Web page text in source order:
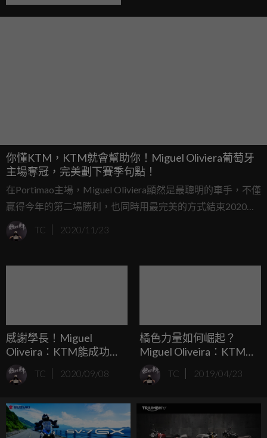
你懂KTM，KTM就會幫助你！Miguel Oliviera葡萄牙
主場奪冠，完美劃下賽季句點！
在Portimao主場，Miguel Oliviera顯然是最聰明的車手，不僅
贏得今年的第二場勝利，也同時用最完美的方式結束2020這
個賽季，告別Tech 3 KTM之後，明年即將加入廠隊的
Oliviera，老實說，這場比賽的Pole to Win完全是寫給他的劇
TC 2020/11/23
感謝學長！Miguel
Oliveira：KTM能成功，
是因為Dani Pedrosa的努
力得到回報！
TC 2020/09/08
橘色力量如何崛起？
Miguel Oliveira：KTM要
用Marquez的方式騎！
TC 2019/04/23